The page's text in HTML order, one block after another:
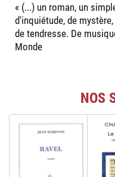
« (...) un roman, un
d'inquiétude, de
de tendresse. De
Monde
NOS